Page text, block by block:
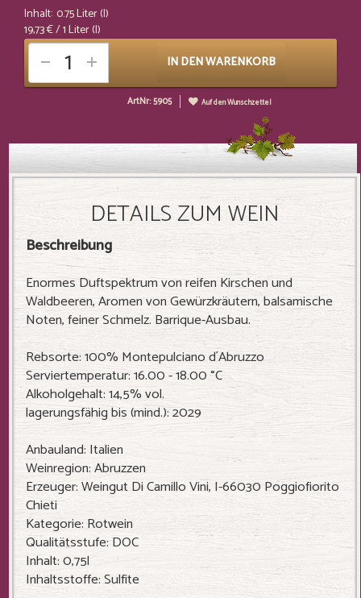
Inhalt: 0.75 Liter (l)
19,73 €/ 1 Liter (l)
IN DEN WARENKORB
ArtNr: 5905 Auf den Wunschzettel
DETAILS ZUM WEIN
Beschreibung
Enormes Duftspektrum von reifen Kirschen und
Waldbeeren, Aromen von Gewürzkräutern, balsamische
Noten, feiner Schmelz. Barrique-Ausbau.
Rebsorte: 100% Montepulciano d´Abruzzo
Serviertemperatur: 16.00 - 18.00 °C
Alkoholgehalt: 14,5% vol.
lagerungsfähig bis (mind.): 2029
Anbauland: Italien
Weinregion: Abruzzen
Erzeuger: Weingut Di Camillo Vini, I-66030 Poggiofiorito
Chieti
Kategorie: Rotwein
Qualitätsstufe: DOC
Inhalt: 0,75l
Inhaltsstoffe: Sulfite